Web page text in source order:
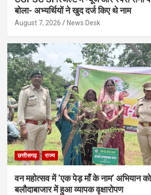
बोला- अभ्यर्थियों ने खुद दर्ज किए थे नाम
August 7, 2026 News Desk
छत्तीसगढ़ राज्य
वन महोत्सव में ‘एक पेड़ माँ के नाम’ अभियान
बलौदाबाजार में हुआ व्यापक वृक्षारोपण